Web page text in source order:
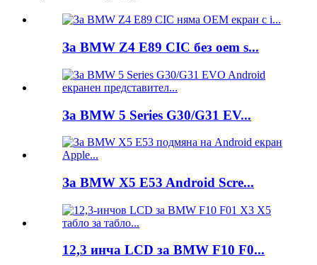
За BMW Z4 E89 CIC без oem s...
За BMW 5 Series G30/G31 EV...
За BMW X5 E53 Android Scre...
12,3 инча LCD за BMW F10 F0...